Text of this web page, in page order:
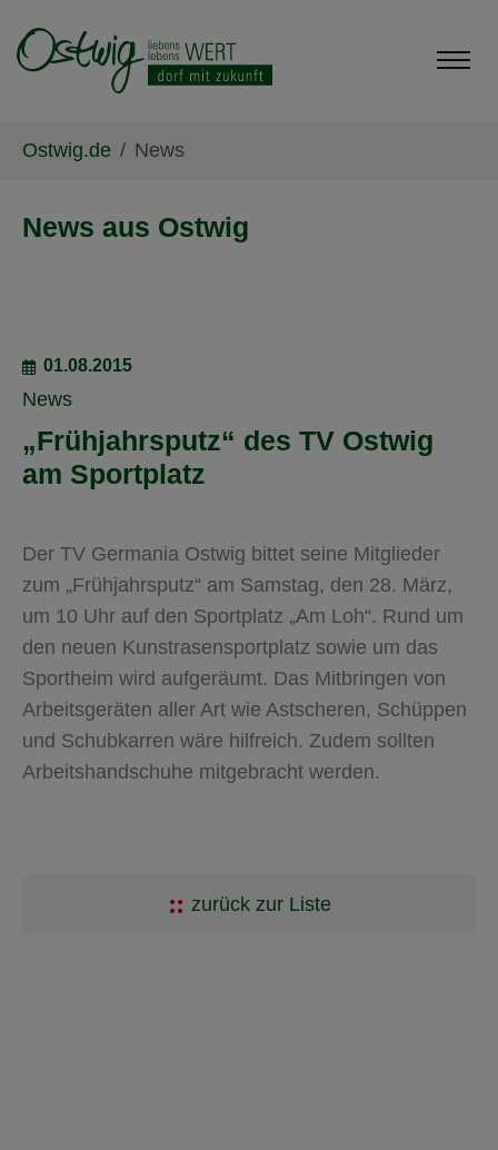
Ostwig.de News
News aus Ostwig
01.08.2015
News
„Frühjahrsputz“ des TV Ostwig
am Sportplatz
Der TV Germania Ostwig bittet seine Mitglieder
zum „Frühjahrsputz“ am Samstag, den 28. März,
um 10 Uhr auf den Sportplatz „Am Loh“. Rund um
den neuen Kunstrasensportplatz sowie um das
Sportheim wird aufgeräumt. Das Mitbringen von
Arbeitsgeräten aller Art wie Astscheren, Schüppen
und Schubkarren wäre hilfreich. Zudem sollten
Arbeitshandschuhe mitgebracht werden.
zurück zur Liste